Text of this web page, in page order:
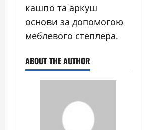
кашпо та аркуш
основи за допомогою
меблевого степлера.
ABOUT THE AUTHOR